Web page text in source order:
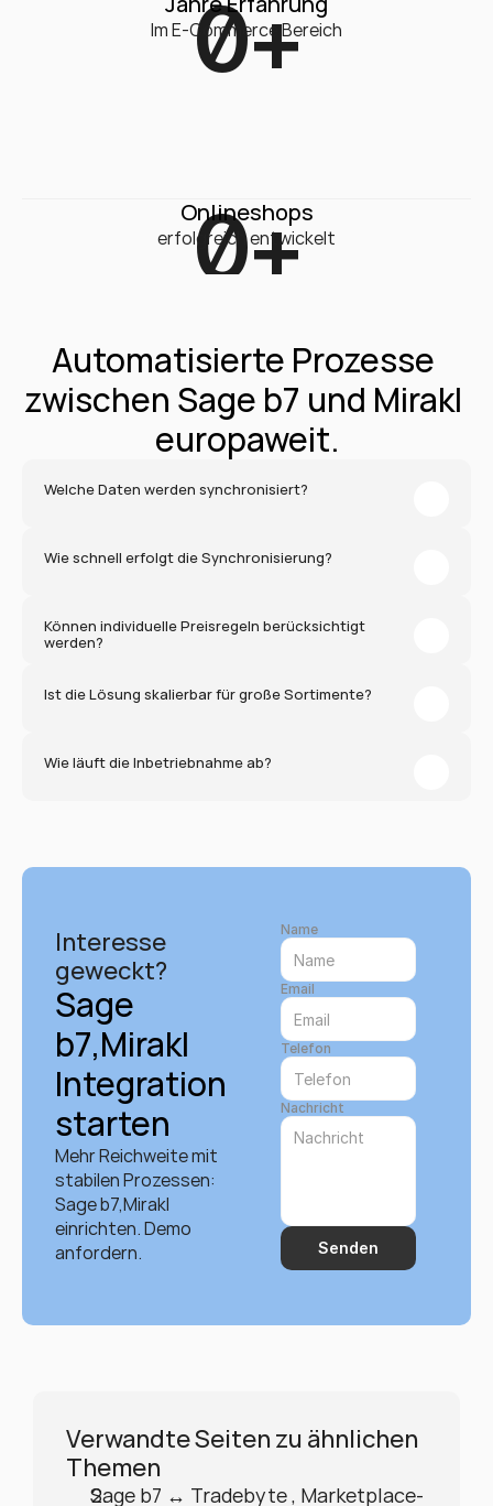
0+
Im E-Commerce Bereich
0+
Onlineshops
erfolgreich entwickelt
Automatisierte Prozesse
zwischen Sage b7 und Mirakl
europaweit.
Welche Daten werden synchronisiert?
Wie schnell erfolgt die Synchronisierung?
Können individuelle Preisregeln berücksichtigt
werden?
Ist die Lösung skalierbar für große Sortimente?
Wie läuft die Inbetriebnahme ab?
Interesse
geweckt?
Sage
b7,Mirakl
Integration
starten
Mehr Reichweite mit
stabilen Prozessen:
Sage b7,Mirakl
einrichten. Demo
anfordern.
Name
Email
Telefon
Nachricht
Senden
Verwandte Seiten zu ähnlichen
Themen
Sage b7 ↔ Tradebyte , Marketplace-